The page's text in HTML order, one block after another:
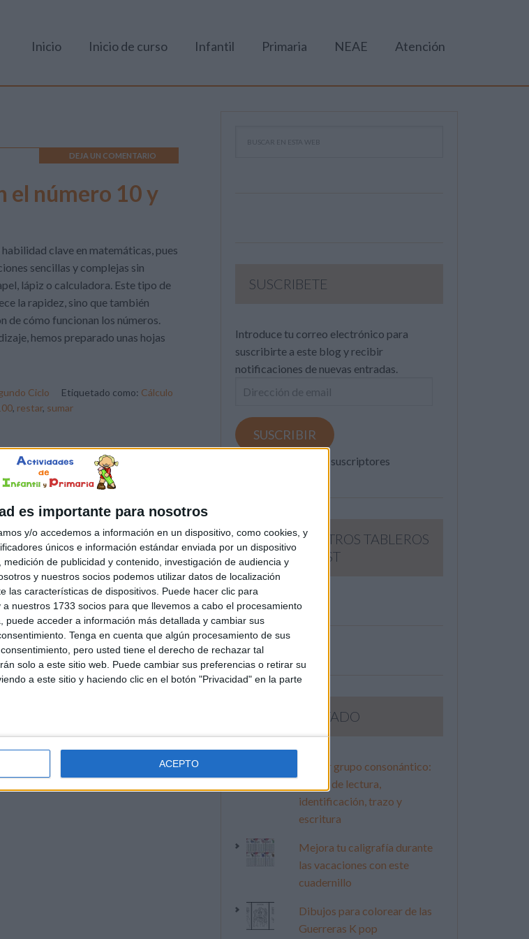
es importante para nosotros
y/o accedemos a información en un dispositivo, como cookies, y
únicos e información estándar enviada por un dispositivo
de publicidad y contenido, investigación de audiencia y
y nuestros socios podemos utilizar datos de localización
las características de dispositivos. Puede hacer clic para
nuestros 1733 socios para que llevemos a cabo el procesamiento
puede acceder a información más detallada y cambiar sus
Tenga en cuenta que algún procesamiento de sus
pero usted tiene el derecho de rechazar tal
solo a este sitio web. Puede cambiar sus preferencias o retirar su
a este sitio y haciendo clic en el botón "Privacidad" en la parte
ACEPTO
Inicio Inicio de curso Infantil Primaria NEAE Atención
DEJA UN COMENTARIO
el número 10 y
clave en matemáticas, pues
sencillas y complejas sin
lápiz o calculadora. Este tipo de
la rapidez, sino que también
de cómo funcionan los números.
hemos preparado unas hojas
Ciclo Etiquetado como: Cálculo
, restar, sumar
SUSCRIBETE
Introduce tu correo electrónico para
suscribirte a este blog y recibir
notificaciones de nuevas entradas.
Dirección
email
SUSCRIBIR
Únete a otros 371K suscriptores
SIGUE NUESTROS TABLEROS
EN PINTEREST
LO MÁS VISITADO
Primer grupo consonántico:
Fichas de lectura,
identificación, trazo y
escritura
Mejora tu caligrafía durante
las vacaciones con este
cuadernillo
Dibujos para colorear de las
Guerreras K pop